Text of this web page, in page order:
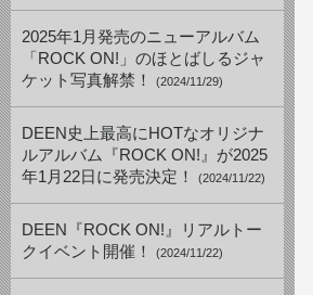
2025年1月発売のニューアルバム
「ROCK ON!」のほとばしるジャ
ケット写真解禁！
(2024/11/29)
DEEN史上最高にHOTなオリジナ
ルアルバム『ROCK ON!』が2025
年1月22日に発売決定！
(2024/11/22)
DEEN『ROCK ON!』リアルトー
クイベント開催！
(2024/11/22)